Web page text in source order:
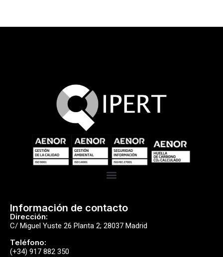
Información de contacto
Dirección:
C/ Miguel Yuste 26 Planta 2; 28037 Madrid
Teléfono:
(+34) 917 882 350